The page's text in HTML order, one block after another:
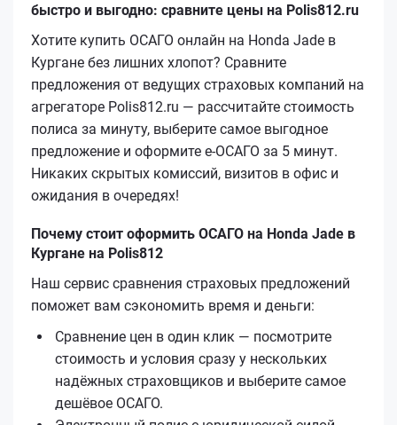
быстро и выгодно: сравните цены на Polis812.ru
Хотите купить ОСАГО онлайн на Honda Jade в
Кургане без лишних хлопот? Сравните
предложения от ведущих страховых компаний на
агрегаторе Polis812.ru — рассчитайте стоимость
полиса за минуту, выберите самое выгодное
предложение и оформите е‑ОСАГО за 5 минут.
Никаких скрытых комиссий, визитов в офис и
ожидания в очередях!
Почему стоит оформить ОСАГО на Honda Jade в
Кургане на Polis812
Наш сервис сравнения страховых предложений
поможет вам сэкономить время и деньги:
Сравнение цен в один клик — посмотрите
стоимость и условия сразу у нескольких
надёжных страховщиков и выберите самое
дешёвое ОСАГО.